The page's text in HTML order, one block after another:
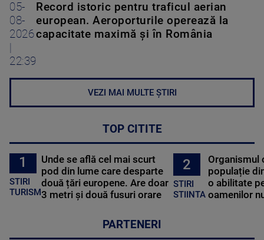
05-
08-
2026
22:39
Record istoric pentru traficul aerian
european. Aeroporturile operează la
capacitate maximă și în România
VEZI MAI MULTE ȘTIRI
TOP CITITE
1
STIRI
TURISM
Unde se află cel mai scurt
pod din lume care desparte
două țări europene. Are doar
3 metri și două fusuri orare
2
STIRI
STIINTA
Organismul
populație
o abilitate
oamenilor
PARTENERI